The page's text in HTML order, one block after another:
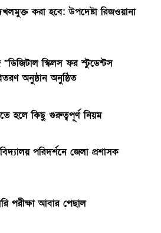
করা হবে: উপদেষ্টা রিজওয়ানা
স্কিলস ফর স্টুডেন্টস
অনুষ্ঠান অনুষ্ঠিত
হলে কিছু গুরুত্বপূর্ণ নিয়ম
পরিদর্শনে জেলা প্রশাসক
পরীক্ষা আবার পেছাল